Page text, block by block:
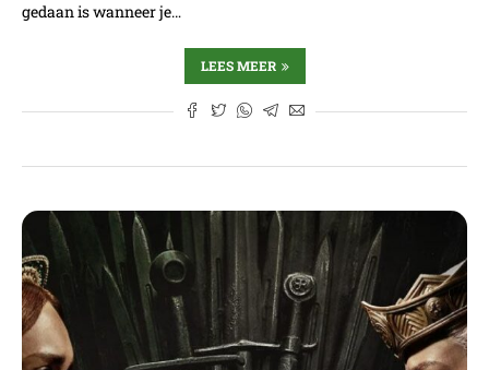
gedaan is wanneer je…
LEES MEER